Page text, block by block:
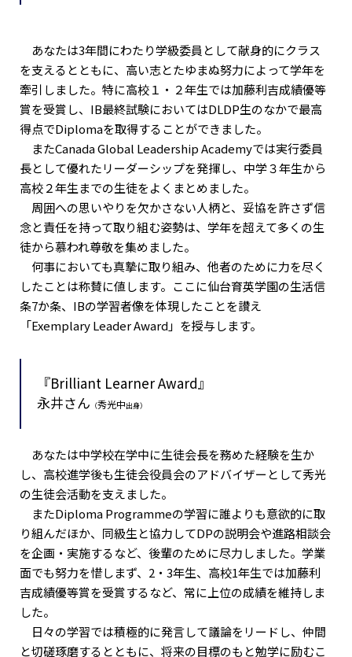
あなたは3年間にわたり学級委員として献身的にクラス
を支えるとともに、高い志とたゆまぬ努力によって学年を
牽引しました。特に高校１・２年生では加藤利吉成績優等
賞を受賞し、IB最終試験においてはDLDP生のなかで最高
得点でDiplomaを取得することができました。
またCanada Global Leadership Academyでは実行委員
長として優れたリーダーシップを発揮し、中学３年生から
高校２年生までの生徒をよくまとめました。
周囲への思いやりを欠かさない人柄と、妥協を許さず信
念と責任を持って取り組む姿勢は、学年を超えて多くの生
徒から慕われ尊敬を集めました。
何事においても真摯に取り組み、他者のために力を尽く
したことは称賛に値します。ここに仙台育英学園の生活信
条7か条、IBの学習者像を体現したことを讃え
「Exemplary Leader Award」を授与します。
『Brilliant Learner Award』
永井さん （秀光中出身）
あなたは中学校在学中に生徒会長を務めた経験を生か
し、高校進学後も生徒会役員会のアドバイザーとして秀光
の生徒会活動を支えました。
またDiploma Programmeの学習に誰よりも意欲的に取
り組んだほか、同級生と協力してDPの説明会や進路相談会
を企画・実施するなど、後輩のために尽力しました。学業
面でも努力を惜しまず、2・3年生、高校1年生では加藤利
吉成績優等賞を受賞するなど、常に上位の成績を維持しま
した。
日々の学習では積極的に発言して議論をリードし、仲間
と切磋琢磨するとともに、将来の目標のもと勉学に励むこ